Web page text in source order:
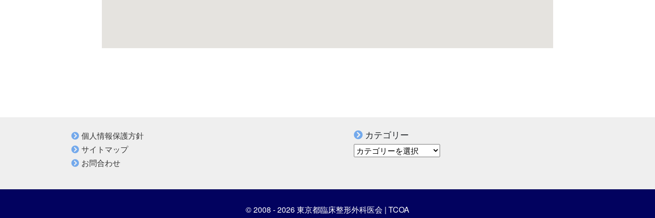
個人情報保護方針
サイトマップ
お問合わせ
カテゴリー
カテゴリー
© 2008 - 2026 東京都臨床整形外科医会 | TCOA